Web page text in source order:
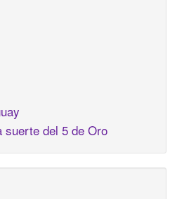
suerte del 5 de Oro